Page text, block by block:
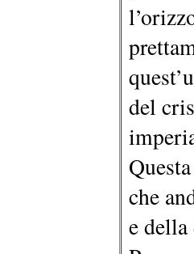
del
che
e